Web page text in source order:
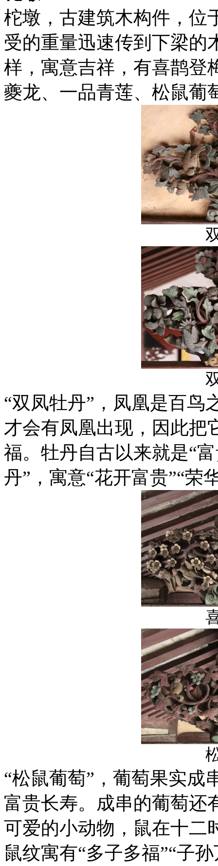
柁墩，古建筑木构件，位
受的重量迅速传到下梁的
样，寓意吉祥，有喜鹊登
夔龙、一品青莲、松鼠葡
“双凤牡丹”，凤凰是百鸟
才会有凤凰出现，因此把
福。牡丹自古以来就是“
丹”，寓意“花开富贵”“荣
“松鼠葡萄”，葡萄果实成
富贵长寿。成串的葡萄还
可爱的小动物，鼠在十二
鼠纹寓有“多子多福”“子